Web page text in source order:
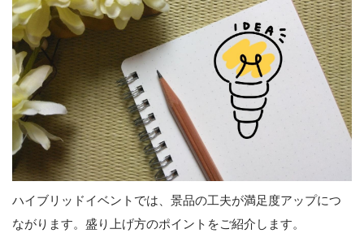
ハイブリッドイベントでは、景品の工夫が満足度アップにつ
ながります。盛り上げ方のポイントをご紹介します。